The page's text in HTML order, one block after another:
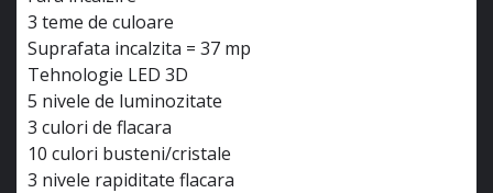
3 teme de culoare
Suprafata incalzita = 37 mp
Tehnologie LED 3D
5 nivele de luminozitate
3 culori de flacara
10 culori busteni/cristale
3 nivele rapiditate flacara